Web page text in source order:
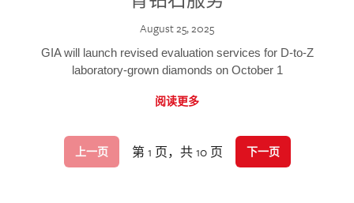
August 25, 2025
GIA will launch revised evaluation services for D-to-Z
laboratory-grown diamonds on October 1
阅读更多
上一页 第 1 页，共 10 页 下一页